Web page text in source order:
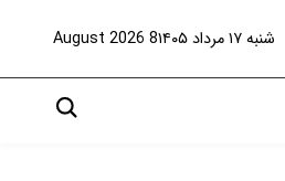
شنبه ۱۷ مرداد ۱۴۰۵ 8 August 2026